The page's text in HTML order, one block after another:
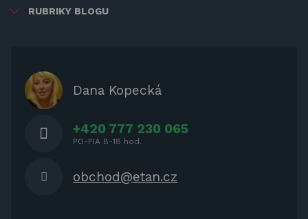
RUBRIKY BLOGU
OCHRANNÉ KRYTY PRE
ZÁHRADNÝ NÁBYTOK
Dana Kopecká
+420 777 230 065
PO-PIA 8-18 hod.
obchod@etan.cz